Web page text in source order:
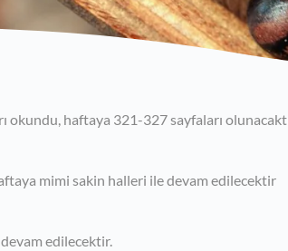
okundu, haftaya 321-327 sayfaları
mimi sakin halleri ile devam edilecektir
edilecektir.